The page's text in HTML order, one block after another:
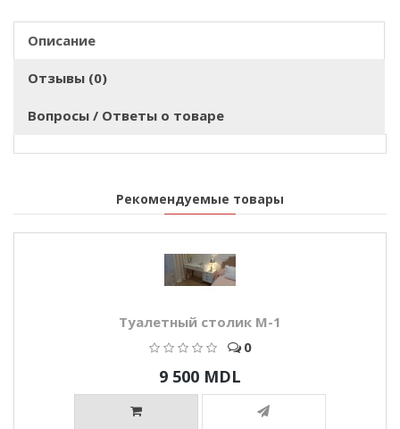
Описание
Отзывы (0)
Вопросы / Ответы о товаре
Рекомендуемые товары
Туалетный столик М-1
0
9 500 MDL